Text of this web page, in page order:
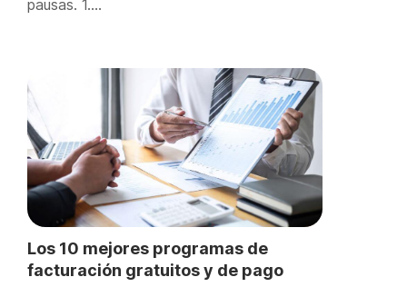
pausas. 1….
Los 10 mejores programas de
facturación gratuitos y de pago